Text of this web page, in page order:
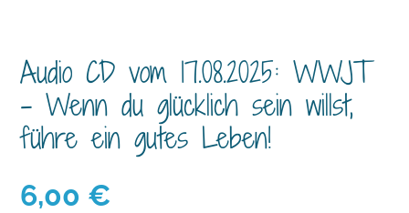
Audio CD vom 17.08.2025: WWJT
– Wenn du glücklich sein willst,
führe ein gutes Leben!
6,00 €